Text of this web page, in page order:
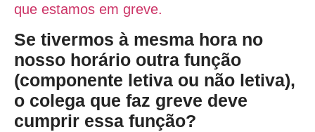
que estamos em greve.
Se tivermos à mesma hora no
nosso horário outra função
(componente letiva ou não letiva),
o colega que faz greve deve
cumprir essa função?